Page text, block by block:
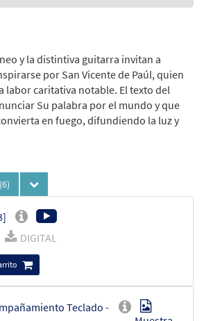
y la distintiva guitarra invitan a
por San Vicente de Paúl, quien
labor caritativa notable. El texto del
Su palabra por el mundo y que
en fuego, difundiendo la luz y
(6)
DIGITAL
Teclado -